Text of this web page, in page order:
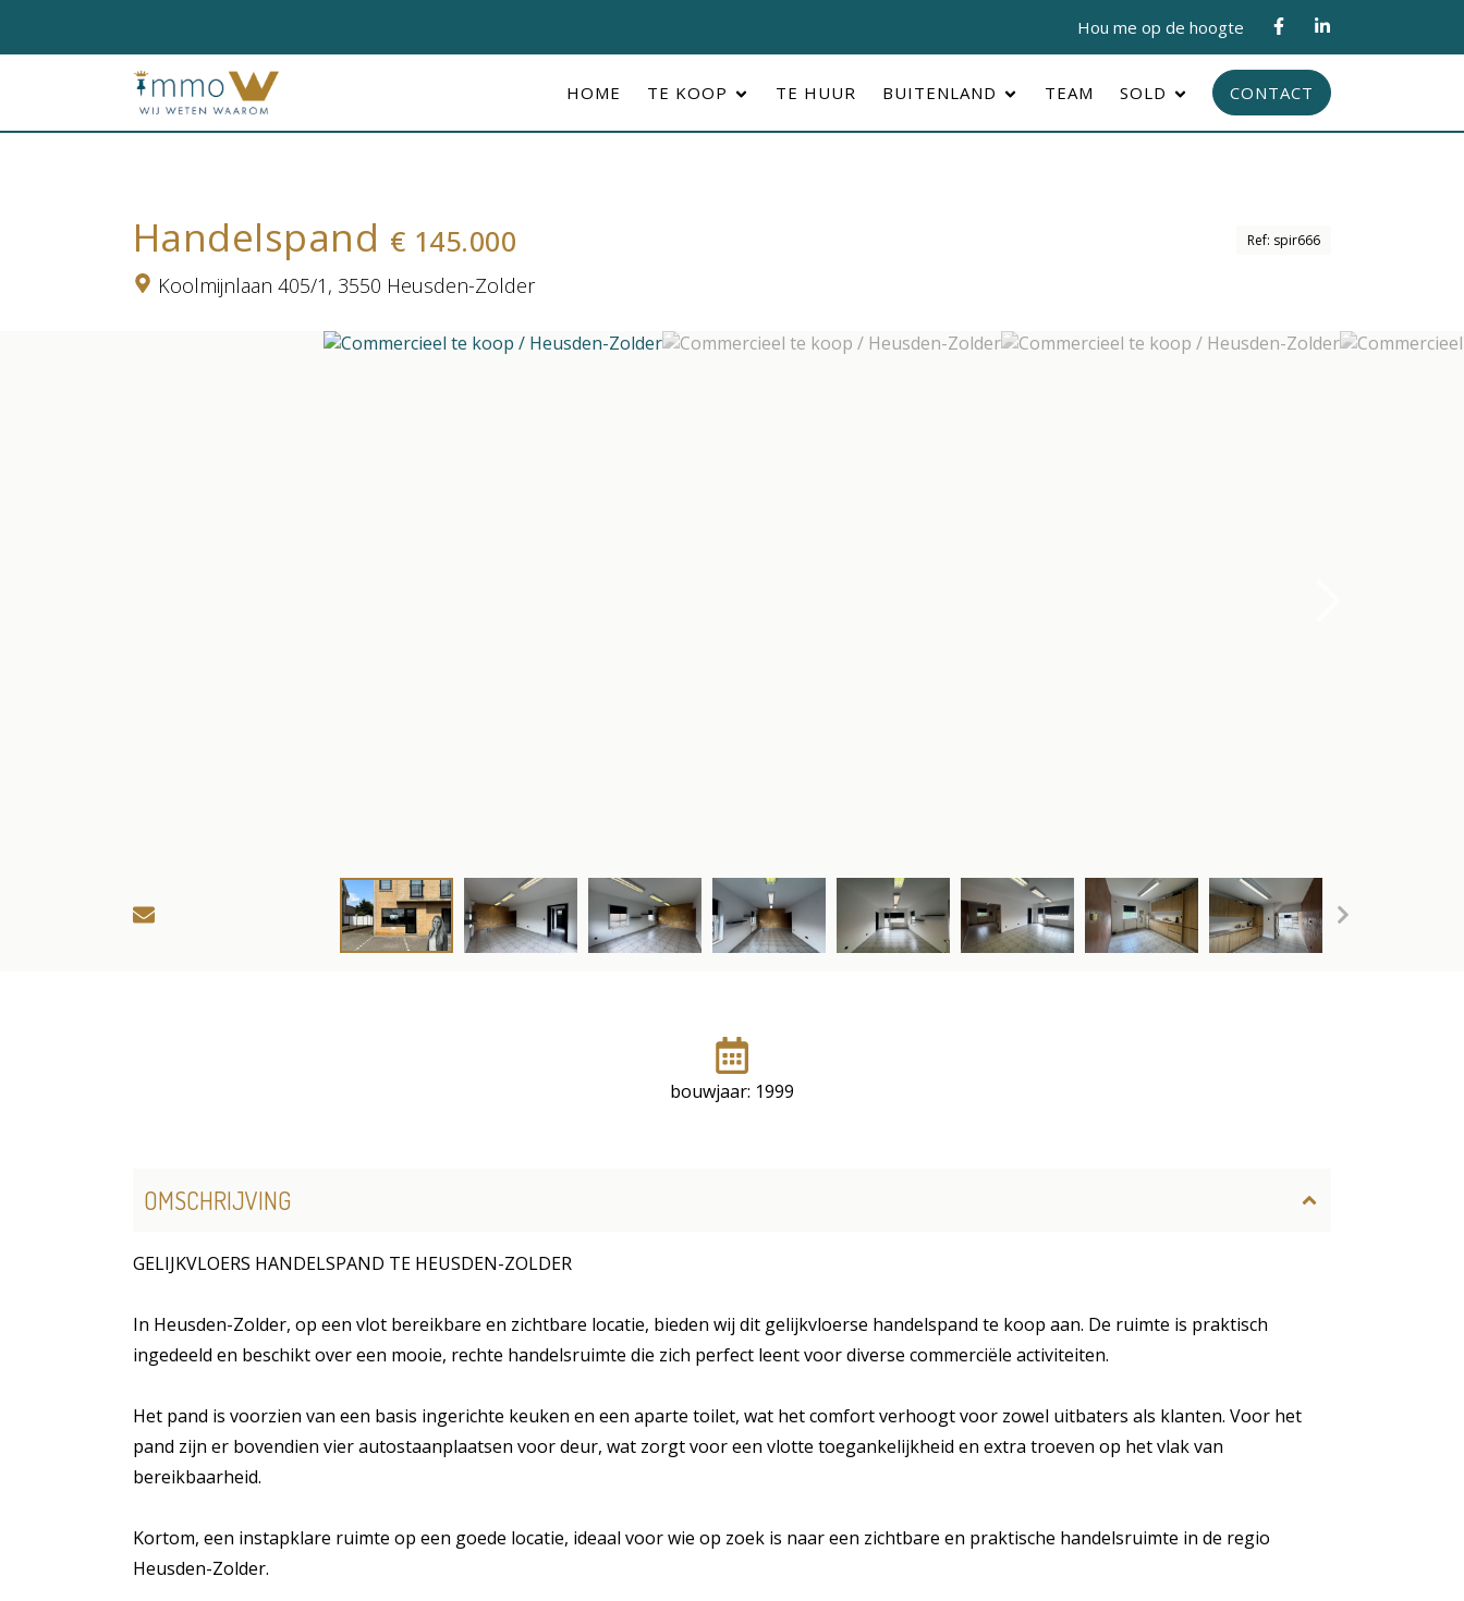
Hou me op de hoogte
HOME TE KOOP TE HUUR BUITENLAND TEAM SOLD CONTACT
Handelspand € 145.000
Koolmijnlaan 405/1, 3550 Heusden-Zolder
Ref: spir666
bouwjaar: 1999
OMSCHRIJVING
GELIJKVLOERS HANDELSPAND TE HEUSDEN-ZOLDER
In Heusden-Zolder, op een vlot bereikbare en zichtbare locatie, bieden wij dit gelijkvloerse handelspand te koop aan. De ruimte is praktisch
ingedeeld en beschikt over een mooie, rechte handelsruimte die zich perfect leent voor diverse commerciële activiteiten.
Het pand is voorzien van een basis ingerichte keuken en een aparte toilet, wat het comfort verhoogt voor zowel uitbaters als klanten. Voor het
pand zijn er bovendien vier autostaanplaatsen voor deur, wat zorgt voor een vlotte toegankelijkheid en extra troeven op het vlak van
bereikbaarheid.
Kortom, een instapklare ruimte op een goede locatie, ideaal voor wie op zoek is naar een zichtbare en praktische handelsruimte in de regio
Heusden-Zolder.